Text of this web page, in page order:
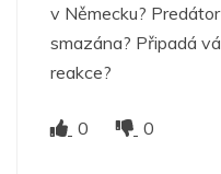
v Německu?
smazána? Připadá
reakce?
0 0